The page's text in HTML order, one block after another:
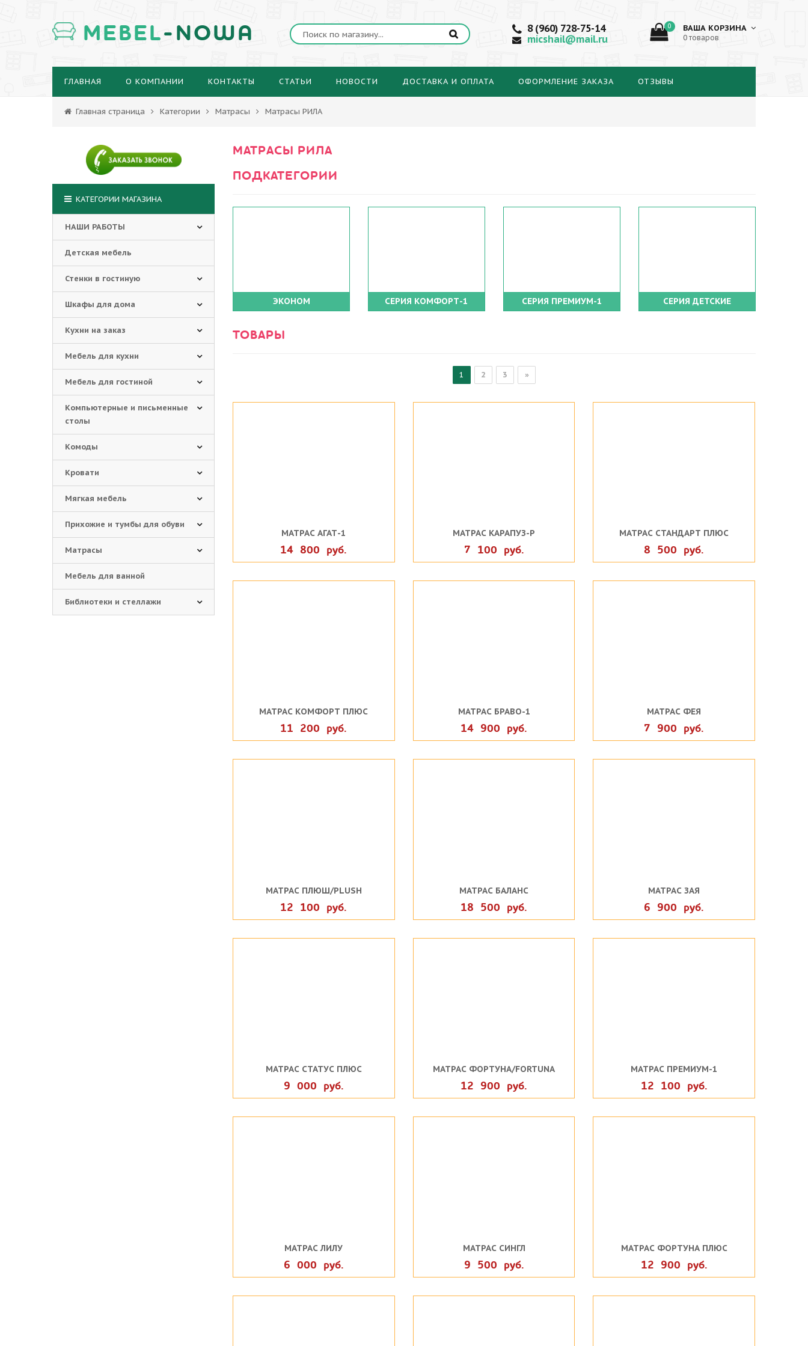
MEBEL-NOWA
8 (960) 728-75-14
micshail@mail.ru
0 ВАША КОРЗИНА
0 товаров
ГЛАВНАЯ О КОМПАНИИ КОНТАКТЫ СТАТЬИ НОВОСТИ ДОСТАВКА И ОПЛАТА ОФОРМЛЕНИЕ ЗАКАЗА ОТЗЫВЫ
Главная страница Категории Матрасы Матрасы РИЛА
МАТРАСЫ РИЛА
ПОДКАТЕГОРИИ
ЭКОНОМ СЕРИЯ КОМФОРТ-1 СЕРИЯ ПРЕМИУМ-1 СЕРИЯ ДЕТСКИЕ
ТОВАРЫ
1 2 3 »
МАТРАС АГАТ-1
14 800 руб.
МАТРАС КАРАПУЗ-Р
7 100 руб.
МАТРАС СТАНДАРТ ПЛЮС
8 500 руб.
МАТРАС КОМФОРТ ПЛЮС
11 200 руб.
МАТРАС БРАВО-1
14 900 руб.
МАТРАС ФЕЯ
7 900 руб.
МАТРАС ПЛЮШ/PLUSH
12 100 руб.
МАТРАС БАЛАНС
18 500 руб.
МАТРАС ЗАЯ
6 900 руб.
МАТРАС СТАТУС ПЛЮС
9 000 руб.
МАТРАС ФОРТУНА/FORTUNA
12 900 руб.
МАТРАС ПРЕМИУМ-1
12 100 руб.
МАТРАС ЛИЛУ
6 000 руб.
МАТРАС СИНГЛ
9 500 руб.
МАТРАС ФОРТУНА ПЛЮС
12 900 руб.
КАТЕГОРИИ МАГАЗИНА
НАШИ РАБОТЫ
Детская мебель
Стенки в гостиную
Шкафы для дома
Кухни на заказ
Мебель для кухни
Мебель для гостиной
Компьютерные и письменные
столы
Комоды
Кровати
Мягкая мебель
Прихожие и тумбы для обуви
Матрасы
Мебель для ванной
Библиотеки и стеллажи